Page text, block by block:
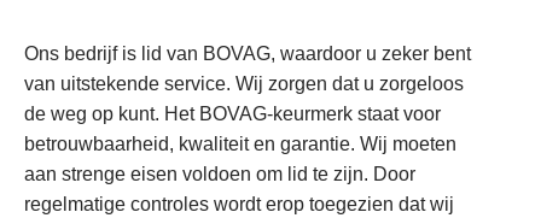
Ons bedrijf is lid van BOVAG, waardoor u zeker bent
van uitstekende service. Wij zorgen dat u zorgeloos
de weg op kunt. Het BOVAG-keurmerk staat voor
betrouwbaarheid, kwaliteit en garantie. Wij moeten
aan strenge eisen voldoen om lid te zijn. Door
regelmatige controles wordt erop toegezien dat wij